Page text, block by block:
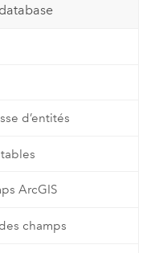
d’entités
ArcGIS
champs